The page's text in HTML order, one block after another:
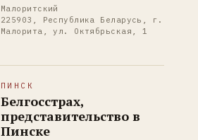
Малоритский
225903, Республика Беларусь, г.
Малорита, ул. Октябрьская, 1
ПИНСК
Белгосстрах,
представительство в
Пинске